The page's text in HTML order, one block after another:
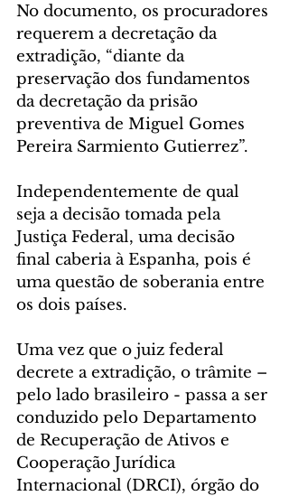
No documento, os procuradores
requerem a decretação da
extradição, “diante da
preservação dos fundamentos
da decretação da prisão
preventiva de Miguel Gomes
Pereira Sarmiento Gutierrez”.
Independentemente de qual
seja a decisão tomada pela
Justiça Federal, uma decisão
final caberia à Espanha, pois é
uma questão de soberania entre
os dois países.
Uma vez que o juiz federal
decrete a extradição, o trâmite –
pelo lado brasileiro - passa a ser
conduzido pelo Departamento
de Recuperação de Ativos e
Cooperação Jurídica
Internacional (DRCI), órgão do